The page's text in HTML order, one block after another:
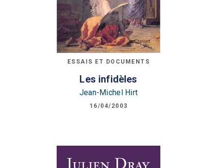
ESSAIS ET DOCUMENTS
Les infidèles
Jean-Michel Hirt
16/04/2003